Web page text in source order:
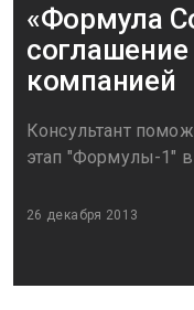
«Формула
соглашение
компанией
Консультант
этап "Формулы-1"
26 декабря 2013